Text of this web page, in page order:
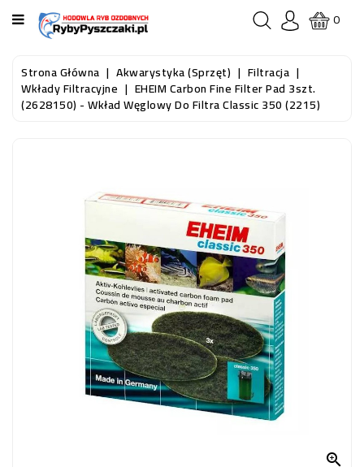
KATEGORIA
STRONA
GŁÓWNA
AKWARYSTYKA
0
Strona Główna Akwarystyka (sprzęt) Filtracja
Wkłady Filtracyjne EHEIM Carbon Fine Filter Pad 3szt.
(2628150) - Wkład Węglowy Do Filtra Classic 350 (2215)
